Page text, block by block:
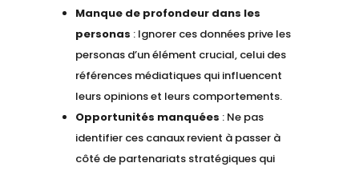
Manque de profondeur dans les
personas : Ignorer ces données prive les
personas d’un élément crucial, celui des
références médiatiques qui influencent
leurs opinions et leurs comportements.
Opportunités manquées : Ne pas
identifier ces canaux revient à passer à
côté de partenariats stratégiques qui